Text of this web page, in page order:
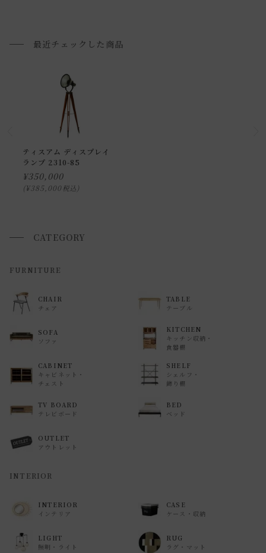
■ご不明な点やご希望がございましたら、お気軽にお問い合
小型商品の日時・時間指定について
お届け時間帯(大型以外) は、
申し訳ございませんが、具体的な時間帯指定をしての出荷は
できません。
また、 日曜・祝日は、時間帯指定ができません。
いませ 。
返品・交換について
ご覧ください。
最近チェックした商品
ティスアム ディスプレイ
ランプ 2310-85
¥350,000
¥385,000 税込
CATEGORY
FURNITURE
CHAIR
チェア
TABLE
テーブル
SOFA
ソファ
KITCHEN
キッチン収納・
食器棚
CABINET
キャビネット・
チェスト
SHELF
シェルフ・
飾り棚
TV BOARD
テレビボード
BED
ベッド
OUTLET
アウトレット
INTERIOR
INTERIOR
インテリア
CASE
ケース・収納
LIGHT
照明・ライト
RUG
ラグ・マット